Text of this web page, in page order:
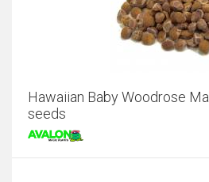
Hawaiian Baby Woodrose
seeds